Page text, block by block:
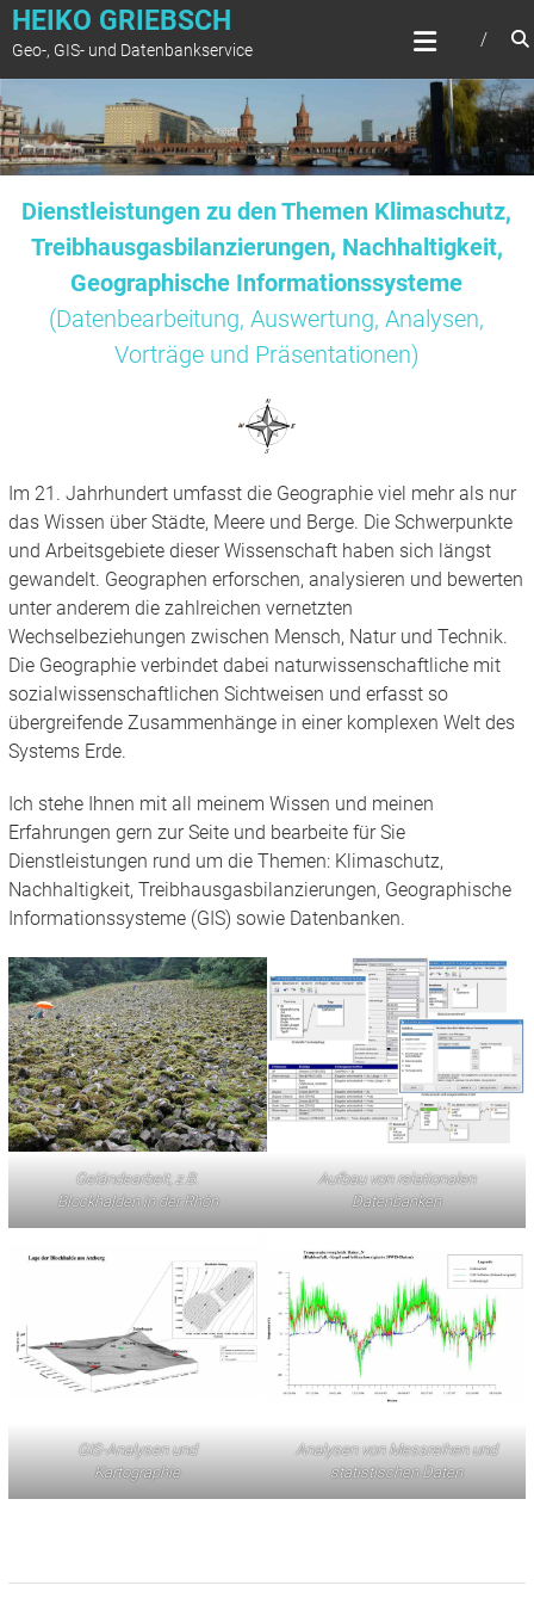
Zum
springen
HEIKO GRIEBSCH
Geo-, GIS- und Datenbankservice
Dienstleistungen zu den Themen Klimaschutz,
Treibhausgasbilanzierungen, Nachhaltigkeit,
Geographische Informationssysteme
(Datenbearbeitung, Auswertung, Analysen,
Vorträge und Präsentationen)
Im 21. Jahrhundert umfasst die Geographie viel mehr als nur
das Wissen über Städte, Meere und Berge. Die Schwerpunkte
und Arbeitsgebiete dieser Wissenschaft haben sich längst
gewandelt. Geographen erforschen, analysieren und bewerten
unter anderem die zahlreichen vernetzten
Wechselbeziehungen zwischen Mensch, Natur und Technik.
Die Geographie verbindet dabei naturwissenschaftliche mit
sozialwissenschaftlichen Sichtweisen und erfasst so
übergreifende Zusammenhänge in einer komplexen Welt des
Systems Erde.
Ich stehe Ihnen mit all meinem Wissen und meinen
Erfahrungen gern zur Seite und bearbeite für Sie
Dienstleistungen rund um die Themen: Klimaschutz,
Nachhaltigkeit, Treibhausgasbilanzierungen, Geographische
Informationssysteme (GIS) sowie Datenbanken.
Geländearbeit, z.B.
Blockhalden in der Rhön
Aufbau von relationalen
Datenbanken
GIS-Analysen und
Kartographie
Analysen von Messreihen und
statistischen Daten